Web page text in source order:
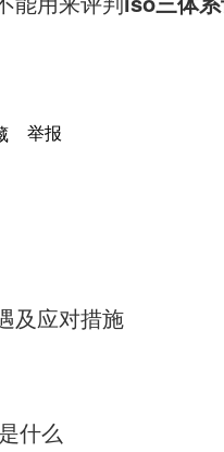
举报
及应对措施
什么